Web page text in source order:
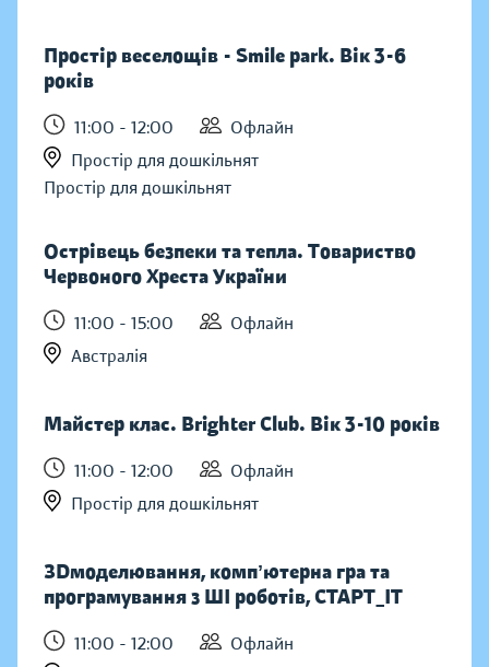
Простір веселощів - Smile park. Вік 3-6
років
11:00 - 12:00
Офлайн
Простір для дошкільнят
Простір для дошкільнят
Острівець безпеки та тепла. Товариство
Червоного Хреста України
11:00 - 15:00
Офлайн
Австралія
Майстер клас. Brighter Club. Вік 3-10 років
11:00 - 12:00
Офлайн
Простір для дошкільнят
ЗDмоделювання, компʼютерна гра та
програмування з ШІ роботів, СТАРТ_ІТ
11:00 - 12:00
Офлайн